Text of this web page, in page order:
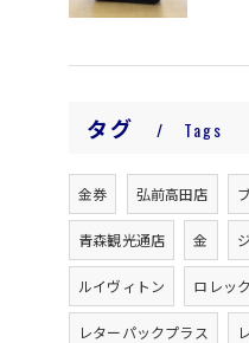
タグ Tags
金券 弘前高田店
青森観光通店 金
ルイヴィトン ロレッ
レターパックプラス